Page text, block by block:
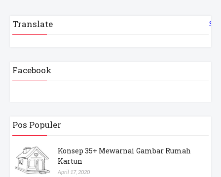
Translate
Facebook
Pos Populer
Konsep 35+ Mewarnai Gambar Rumah
Kartun
April 17, 2020